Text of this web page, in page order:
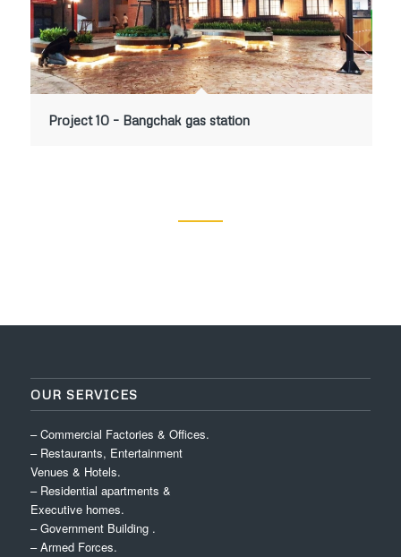
Project 10 – Bangchak gas station
OUR SERVICES
– Commercial Factories & Offices.
– Restaurants, Entertainment
Venues & Hotels.
– Residential apartments &
Executive homes.
– Government Building .
– Armed Forces.